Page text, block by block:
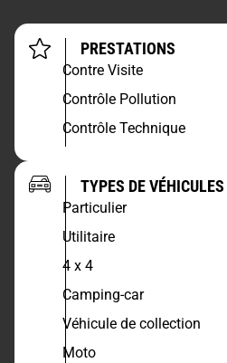
PRESTATIONS
Contre Visite
Contrôle Pollution
Contrôle Technique
TYPES DE VÉHICULES
Particulier
Utilitaire
4 x 4
Camping-car
Véhicule de collection
Moto